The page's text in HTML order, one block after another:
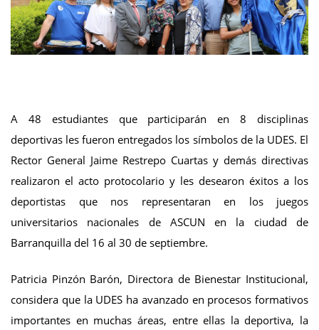
A 48 estudiantes que participarán en 8 disciplinas
deportivas les fueron entregados los símbolos de la UDES. El
Rector General Jaime Restrepo Cuartas y demás directivas
realizaron el acto protocolario y les desearon éxitos a los
deportistas que nos representaran en los juegos
universitarios nacionales de ASCUN en la ciudad de
Barranquilla del 16 al 30 de septiembre.
Patricia Pinzón Barón, Directora de Bienestar Institucional,
considera que la UDES ha avanzado en procesos formativos
importantes en muchas áreas, entre ellas la deportiva, la